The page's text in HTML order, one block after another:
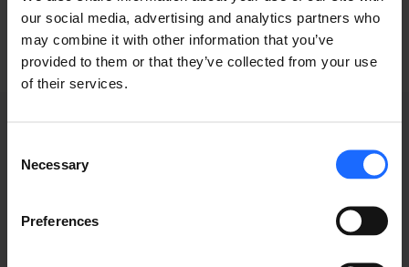
our social media, advertising and analytics partners who
may combine it with other information that you’ve
provided to them or that they’ve collected from your use
of their services.
Selection
Necessary
Preferences
GRABACIONES DE